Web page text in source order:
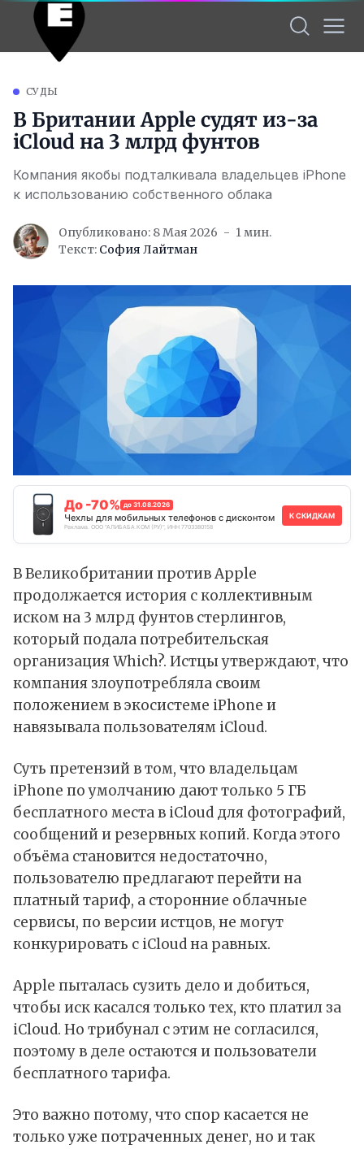
СУДЫ
В Британии Apple судят из-за
iCloud на 3 млрд фунтов
Компания якобы подталкивала владельцев iPhone
к использованию собственного облака
Опубликовано: 8 Мая 2026
1 мин.
Текст: София Лайтман
До -70% до 31.08.2026
Чехлы для мобильных телефонов с дисконтом
Реклама. ООО "АЛИБАБА.КОМ (РУ)", ИНН 7703380158
К СКИДКАМ
В Великобритании против Apple
продолжается история с коллективным
иском на 3 млрд фунтов стерлингов,
который подала потребительская
организация Which?. Истцы утверждают, что
компания злоупотребляла своим
положением в экосистеме iPhone и
навязывала пользователям iCloud.
Суть претензийв том, что владельцам
iPhone по умолчанию дают только 5 ГБ
бесплатного места в iCloud для фотографий,
сообщений и резервных копий. Когда этого
объёма становится недостаточно,
пользователю предлагают перейти на
платный тариф, а сторонние облачные
сервисы, по версии истцов, не могут
конкурировать с iCloud на равных.
Apple пыталась сузить дело и добиться,
чтобы иск касался только тех, кто платил за
iCloud. Но трибунал с этим не согласился,
поэтому в деле остаются и пользователи
бесплатного тарифа.
Это важно потому, что спор касается не
только уже потраченных денег, но и так